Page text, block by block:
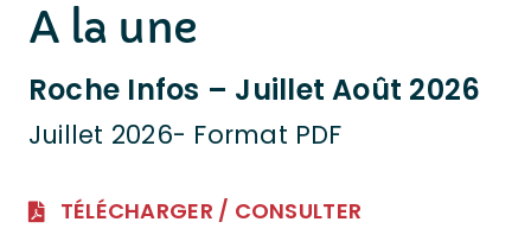
A la une
Roche Infos – Juillet Août 2026
Juillet 2026- Format PDF
TÉLÉCHARGER / CONSULTER